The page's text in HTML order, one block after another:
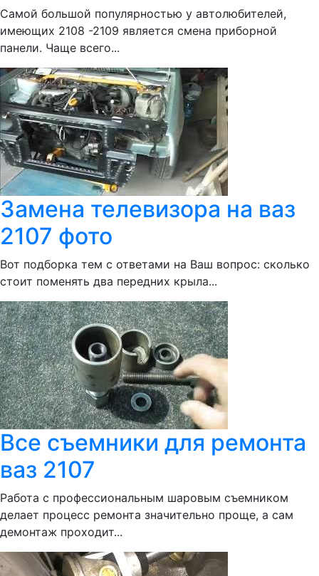
Самой большой популярностью у автолюбителей,
имеющих 2108 -2109 является смена приборной
панели. Чаще всего...
Замена телевизора на ваз
2107 фото
Вот подборка тем с ответами на Ваш вопрос: сколько
стоит поменять два передних крыла...
Все съемники для ремонта
ваз 2107
Работа с профессиональным шаровым съемником
делает процесс ремонта значительно проще, а сам
демонтаж проходит...